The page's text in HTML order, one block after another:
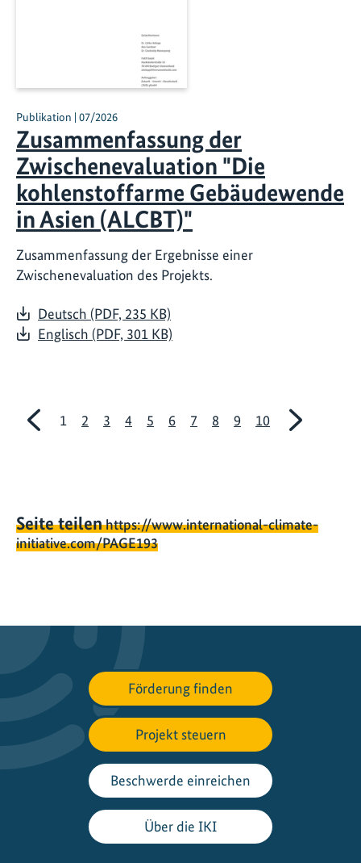
Publikation | 07/2026
Zusammenfassung der
Zwischenevaluation "Die
kohlenstoffarme Gebäudewende
in Asien (ALCBT)"
Zusammenfassung der Ergebnisse einer
Zwischenevaluation des Projekts.
Deutsch (PDF, 235 KB)
Englisch (PDF, 301 KB)
Vorherige
1 2 3 4 5 6 7 8 9 10
Seite teilenhttps://www.international-climate-
initiative.com/PAGE193
Förderung finden
Projekt steuern
Beschwerde einreichen
Über die IKI